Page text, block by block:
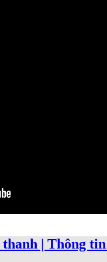
| Thông